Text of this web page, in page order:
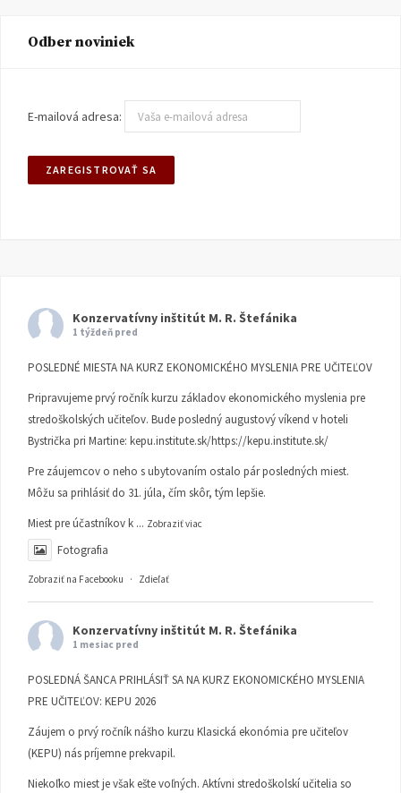
Odber noviniek
E-mailová adresa:
Konzervatívny inštitút M. R. Štefánika
1 týždeň pred
POSLEDNÉ MIESTA NA KURZ EKONOMICKÉHO MYSLENIA PRE UČITEĽOV
Pripravujeme prvý ročník kurzu základov ekonomického myslenia pre
stredoškolských učiteľov. Bude posledný augustový víkend v hoteli
Bystrička pri Martine: kepu.institute.sk/https://kepu.institute.sk/
Pre záujemcov o neho s ubytovaním ostalo pár posledných miest.
Môžu sa prihlásiť do 31. júla, čím skôr, tým lepšie.
Miest pre účastníkov k ... Zobraziť viac
Fotografia
Zobraziť na Facebooku · Zdieľať
Konzervatívny inštitút M. R. Štefánika
1 mesiac pred
POSLEDNÁ ŠANCA PRIHLÁSIŤ SA NA KURZ EKONOMICKÉHO MYSLENIA
PRE UČITEĽOV: KEPU 2026
Záujem o prvý ročník nášho kurzu Klasická ekonómia pre učiteľov
(KEPU) nás príjemne prekvapil.
Niekoľko miest je však ešte voľných. Aktívni stredoškolskí učitelia so